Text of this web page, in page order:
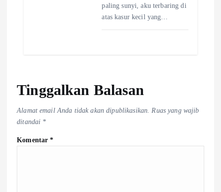
paling sunyi, aku terbaring di
atas kasur kecil yang…
Tinggalkan Balasan
Alamat email Anda tidak akan dipublikasikan. Ruas yang wajib
ditandai *
Komentar*